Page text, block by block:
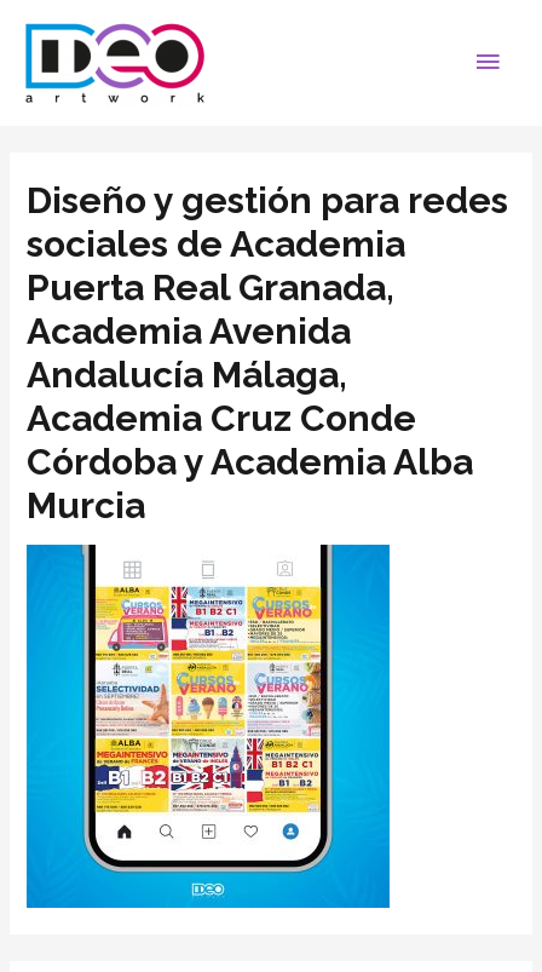
Diseño y gestión para redes
sociales de Academia
Puerta Real Granada,
Academia Avenida
Andalucía Málaga,
Academia Cruz Conde
Córdoba y Academia Alba
Murcia